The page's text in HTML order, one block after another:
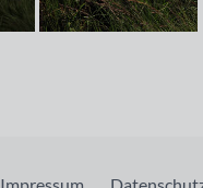
Impressum